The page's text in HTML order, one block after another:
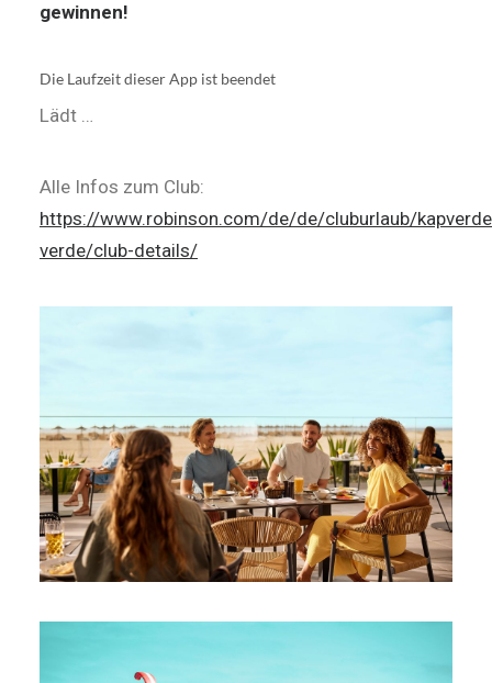
gewinnen!
Lädt …
Alle Infos zum Club:
https://www.robinson.com/de/de/cluburlaub/
verde/club-details/